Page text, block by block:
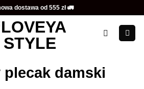
dostawa od 555 zł 🚛
plecak damski